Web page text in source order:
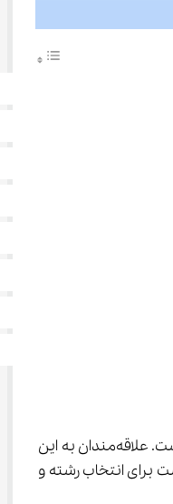
است. علاقه‌مندان به این
برای انتخاب رشته و